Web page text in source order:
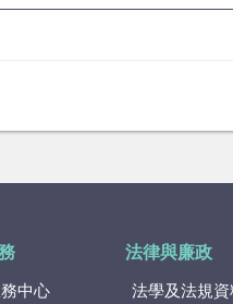
中心
法律與廉政
法學及法規資